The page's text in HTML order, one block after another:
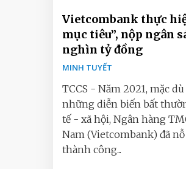
Vietcombank thực
mục tiêu”, nộp ngân
nghìn tỷ đồng
MINH TUYẾT
TCCS - Năm 2021, mặc
những diễn biến bất
tế - xã hội, Ngân hàng
Nam (Vietcombank) đã
thành công...